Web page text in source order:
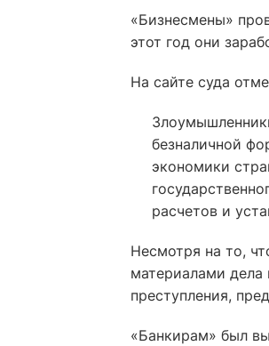
«Бизнесмены»
этот год они
На сайте суда
безналичной
экономики
расчетов и
Несмотря на то,
материалами дела
преступления,
«Банкирам» был